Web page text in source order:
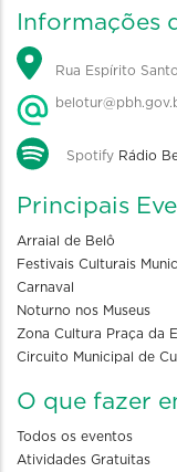
Informações
Rua Espírito
Spotify Rádio
Principais
Arraial de Belô
Festivais Culturais
Carnaval
Noturno nos Museus
Zona Cultura Praça da
Circuito Municipal de
O que fazer
Todos os eventos
Atividades Gratuitas